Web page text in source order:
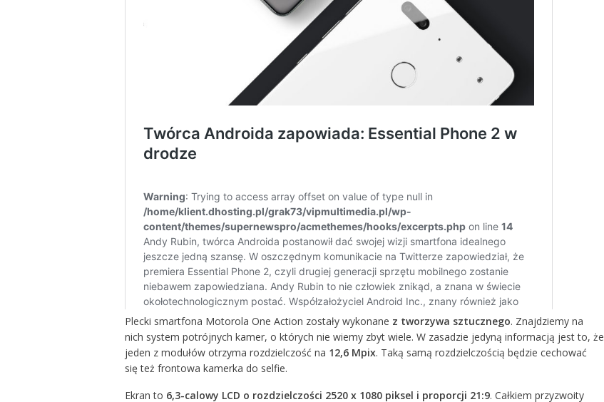
Plecki smartfona Motorola One Action zostały wykonane z tworzywa sztucznego. Znajdziemy na
nich system potrójnych kamer, o których nie wiemy zbyt wiele. W zasadzie jedyną informacją jest to, że
jeden z modułów otrzyma rozdzielczość na 12,6 Mpix. Taką samą rozdzielczością będzie cechować
się też frontowa kamerka do selfie.
Ekran to 6,3-calowy LCD o rozdzielczości 2520 x 1080 piksel i proporcji 21:9. Całkiem przyzwoity